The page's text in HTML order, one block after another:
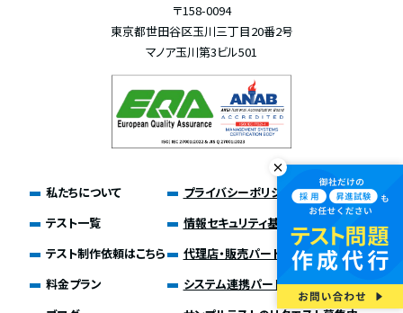
〒158-0094
東京都世田谷区玉川三丁目20番2号
マノア玉川第3ビル501
私たちについて
テスト一覧
テスト制作依頼はこちら
料金プラン
プライバシーポリシー
情報セキュリティ基本方針
代理店・販売パートナー募集
システム連携パートナー募集